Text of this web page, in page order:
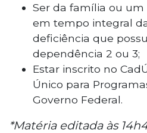
Ser da família ou um
em tempo integral
deficiência que
dependência 2 ou 3;
Estar inscrito no
Único para
Governo Federal.
*Matéria editada às